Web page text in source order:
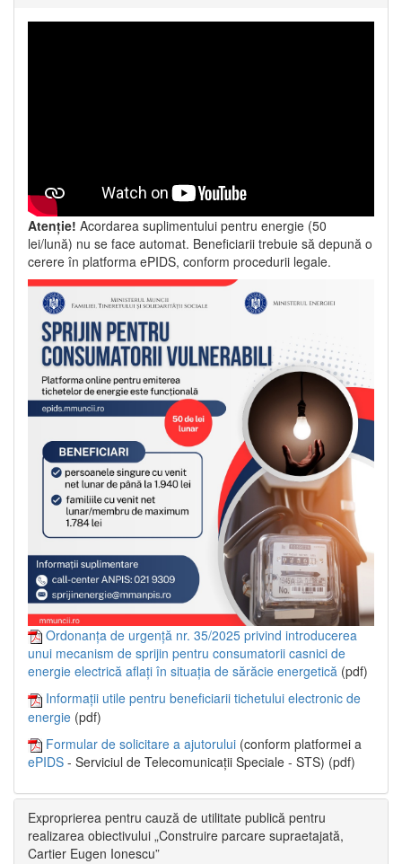
Atenție! Acordarea suplimentului pentru energie (50
lei/lună) nu se face automat. Beneficiarii trebuie să depună o
cerere în platforma ePIDS, conform procedurii legale.
Ordonanța de urgență nr. 35/2025 privind introducerea
unui mecanism de sprijin pentru consumatorii casnici de
energie electrică aflați în situația de sărăcie energetică (pdf)
Informații utile pentru beneficiarii tichetului electronic de
energie (pdf)
Formular de solicitare a ajutorului (conform platformei a
ePIDS - Serviciul de Telecomunicații Speciale - STS) (pdf)
Exproprierea pentru cauză de utilitate publică pentru
realizarea obiectivului „Construire parcare supraetajată,
Cartier Eugen Ionescu”